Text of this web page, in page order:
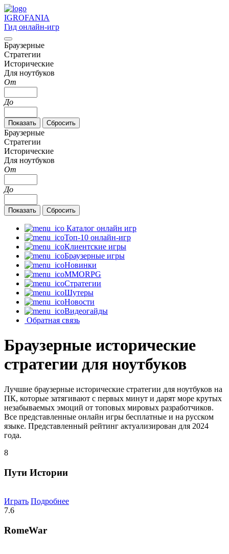
IGROFANIA
Гид онлайн-игр
Браузерные
Стратегии
Исторические
Для ноутбуков
От
До
Браузерные
Стратегии
Исторические
Для ноутбуков
От
До
Каталог онлайн игр
Топ-10 онлайн-игр
Клиентские игры
Браузерные игры
Новинки
MMORPG
Стратегии
Шутеры
Новости
Видеогайды
Обратная связь
Браузерные исторические
стратегии для ноутбуков
Лучшие браузерные исторические стратегии для ноутбуков на
ПК, которые затягивают с первых минут и дарят море крутых
незабываемых эмоций от топовых мировых разработчиков.
Все представленные онлайн игры бесплатные и на русском
языке. Представленный рейтинг актуализирован для 2024
года.
8
Пути Истории
Играть Подробнее
7.6
RomeWar